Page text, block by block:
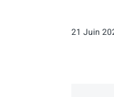
21 Juin